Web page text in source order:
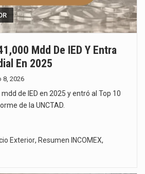
Mdd De IED Y Entra
En 2025
8, 2026
de IED en 2025 y entró al Top 10
de la UNCTAD.
Exterior, Resumen INCOMEX,